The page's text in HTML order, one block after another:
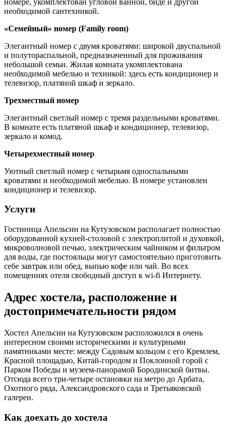
необходимой сантехникой.
«Семейный» номер (Family room)
Элегантный номер с двумя кроватями: широкой двуспальной
и полутораспальной, предназначенный для проживания
небольшой семьи. Жилая комната укомплектована
необходимой мебелью и техникой: здесь есть кондиционер и
телевизор, платяной шкаф и зеркало.
Трехместный номер
Элегантный светлый номер с тремя раздельными кроватями.
В комнате есть платяной шкаф и кондиционер, телевизор,
зеркало и комод.
Четырехместный номер
Уютный светлый номер с четырьмя односпальными
кроватями и необходимой мебелью. В номере установлен
кондиционер и телевизор.
Услуги
Гостиница Апельсин на Кутузовском располагает полностью
оборудованной кухней-столовой с электроплитой и духовкой,
микроволновой печью, электрическим чайником и фильтром
для воды, где постояльцы могут самостоятельно приготовить
себе завтрак или обед, выпью кофе или чай. Во всех
помещениях отеля свободный доступ к wi-fi Интернету.
Адрес хостела, расположение и
достопримечательности рядом
Хостел Апельсин на Кутузовском расположился в очень
интересном своими историческими и культурными
памятниками месте: между Садовым кольцом с его Кремлем,
Красной площадью, Китай-городом и Поклонной горой с
Парком Победы и музеем-панорамой Бородинской битвы.
Отсюда всего три-четыре остановки на метро до Арбата,
Охотного ряда, Александровского сада и Третьяковской
галереи.
Как доехать до хостела